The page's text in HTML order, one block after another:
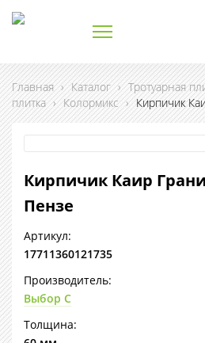
Главная › Каталог › Тротуарная
плитка › Колормикс › Кирпичик
Кирпичик Каир
Пензе
Артикул:
17711360121735
Производитель:
Выбор С
Толщина: